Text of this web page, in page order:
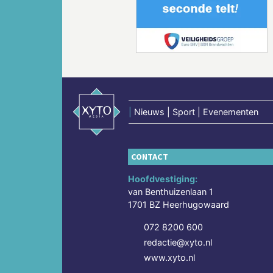
Nieuws | Sport | Evenementen
CONTACT
Hoofdvestiging:
van Benthuizenlaan 1
1701 BZ Heerhugowaard
072 8200 600
redactie@xyto.nl
www.xyto.nl